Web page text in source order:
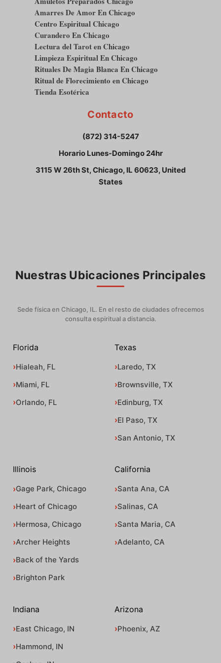
Amarres De Amor En Chicago
Centro Espiritual Chicago
Curandero En Chicago
Lectura del Tarot en Chicago
Limpieza Espiritual En Chicago
Rituales De Magia Blanca En Chicago
Ritual de Florecimiento en Chicago
Tienda Esotérica
Contacto
(872) 314-5247
Horario Lunes-Domingo 24hr
3115 W 26th St, Chicago, IL 60623, United
States
Nuestras Ubicaciones Principales
Sede física en Chicago, IL. En el resto de ciudades ofrecemos
consulta espiritual a distancia.
Florida
Hialeah, FL
Miami, FL
Orlando, FL
Texas
Laredo, TX
Brownsville, TX
Edinburg, TX
El Paso, TX
San Antonio, TX
Illinois
Gage Park, Chicago
Heart of Chicago
Hermosa, Chicago
Archer Heights
Back of the Yards
Brighton Park
California
Santa Ana, CA
Salinas, CA
Santa Maria, CA
Adelanto, CA
Indiana
East Chicago, IN
Hammond, IN
Arizona
Phoenix, AZ